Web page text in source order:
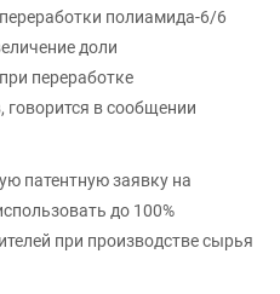
полиамида-6/6
доли
переработке
говорится в сообщении
патентную заявку на
до 100%
при производстве сырья